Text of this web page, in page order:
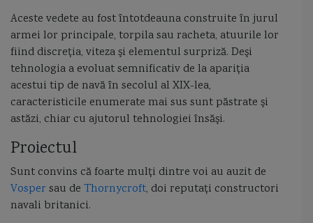
campanie de revitalizare și prelungire a resursei minelor marine de tip MMMCA-1 din
canoniera canoniera Bistrita canoniera Dumitrescu
canoniera Eugen Stihi canoniera Ghiculescu canoniera Lepri Remus
canoniera Oltul
Capitan comandor Alexandru Catuneanu caraca caraca de la Balinesti
cargoul Fundulea
Aceste vedete au fost întotdeauna construite în jurul
armei lor principale, torpila sau racheta, atuurile lor
fiind discreţia, viteza şi elementul surpriză. Deşi
tehnologia a evoluat semnificativ de la apariţia
acestui tip de navă în secolul al XIX-lea,
caracteristicile enumerate mai sus sunt păstrate şi
astăzi, chiar cu ajutorul tehnologiei însăşi.
Proiectul
Sunt convins că foarte mulţi dintre voi au auzit de
Vosper sau de Thornycroft, doi reputaţi constructori
navali britanici.